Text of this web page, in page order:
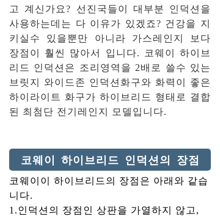
고 계신가요? 선진국들이 대부분 인덕션을
사용하는데는 다 이유가 있겠죠? 건강을 지
키실수 있을뿐만 아니라 가스레인지 보다
장점이 훨씬 많아서 입니다. 코웨이 하이브
리드 인덕션은 조리영역을 2배로 쓸수 있는
브릿지 와이드존 인덕션화구와 화력이 좋은
하이라이트 화구가 하이브리드 형태로 결합
된 최첨단 전기레인지 모델입니다.
코웨이 하이브리드 인덕션의 장점
코웨이이 하이브리드의 장점은 아래와 같습
니다.
1.인덕션의 장점인 상판을 가열하지 않고,